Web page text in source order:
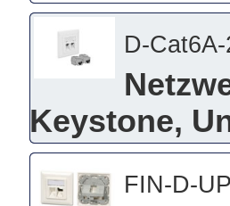
D-
Keystone,
FIN-D-